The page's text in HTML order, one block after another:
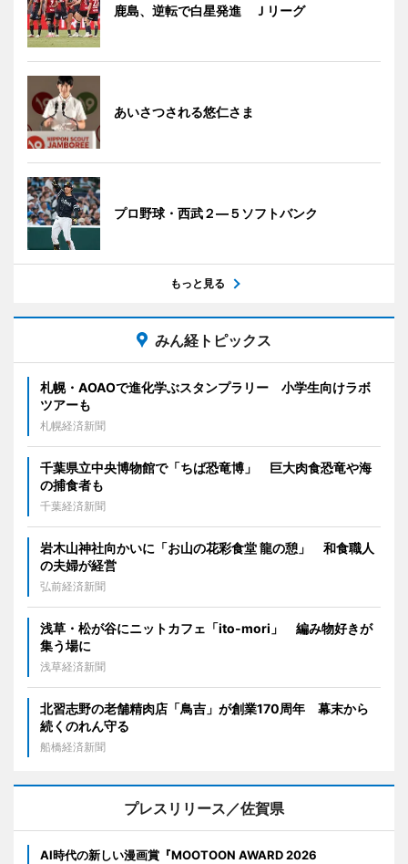
鹿島、逆転で白星発進 Ｊリーグ
あいさつされる悠仁さま
プロ野球・西武２―５ソフトバンク
もっと見る
みん経トピックス
札幌・AOAOで進化学ぶスタンプラリー 小学生向けラボ
ツアーも
札幌経済新聞
千葉県立中央博物館で「ちば恐竜博」 巨大肉食恐竜や海
の捕食者も
千葉経済新聞
岩木山神社向かいに「お山の花彩食堂 龍の憩」 和食職人
の夫婦が経営
弘前経済新聞
浅草・松が谷にニットカフェ「ito-mori」 編み物好きが
集う場に
浅草経済新聞
北習志野の老舗精肉店「鳥吉」が創業170周年 幕末から
続くのれん守る
船橋経済新聞
プレスリリース／佐賀県
AI時代の新しい漫画賞『MOOTOON AWARD 2026